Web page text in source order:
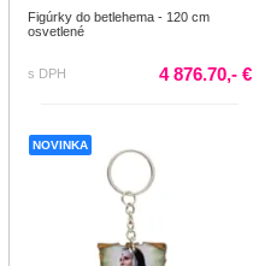
Figúrky do betlehema - 120 cm
osvetlené
s DPH 4 876.70,- €
NOVINKA